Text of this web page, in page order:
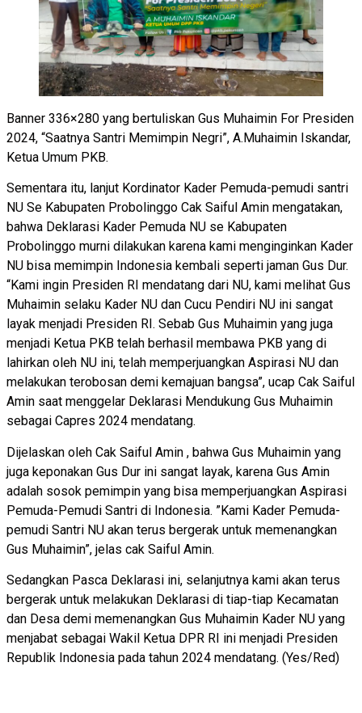
Banner 336×280 yang bertuliskan Gus Muhaimin For Presiden
2024, “Saatnya Santri Memimpin Negri”, A.Muhaimin Iskandar,
Ketua Umum PKB.
Sementara itu, lanjut Kordinator Kader Pemuda-pemudi santri
NU Se Kabupaten Probolinggo Cak Saiful Amin mengatakan,
bahwa Deklarasi Kader Pemuda NU se Kabupaten
Probolinggo murni dilakukan karena kami menginginkan Kader
NU bisa memimpin Indonesia kembali seperti jaman Gus Dur.
“Kami ingin Presiden RI mendatang dari NU, kami melihat Gus
Muhaimin selaku Kader NU dan Cucu Pendiri NU ini sangat
layak menjadi Presiden RI. Sebab Gus Muhaimin yang juga
menjadi Ketua PKB telah berhasil membawa PKB yang di
lahirkan oleh NU ini, telah memperjuangkan Aspirasi NU dan
melakukan terobosan demi kemajuan bangsa”, ucap Cak Saiful
Amin saat menggelar Deklarasi Mendukung Gus Muhaimin
sebagai Capres 2024 mendatang.
Dijelaskan oleh Cak Saiful Amin , bahwa Gus Muhaimin yang
juga keponakan Gus Dur ini sangat layak, karena Gus Amin
adalah sosok pemimpin yang bisa memperjuangkan Aspirasi
Pemuda-Pemudi Santri di Indonesia. ”Kami Kader Pemuda-
pemudi Santri NU akan terus bergerak untuk memenangkan
Gus Muhaimin”, jelas cak Saiful Amin.
Sedangkan Pasca Deklarasi ini, selanjutnya kami akan terus
bergerak untuk melakukan Deklarasi di tiap-tiap Kecamatan
dan Desa demi memenangkan Gus Muhaimin Kader NU yang
menjabat sebagai Wakil Ketua DPR RI ini menjadi Presiden
Republik Indonesia pada tahun 2024 mendatang. (Yes/Red)